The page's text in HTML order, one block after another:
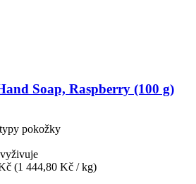
Soap, Raspberry (100 g)
pokožky
(1 444,80 Kč / kg)